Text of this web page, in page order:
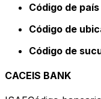
Código de país
Código de
Código de
CACEIS BANK